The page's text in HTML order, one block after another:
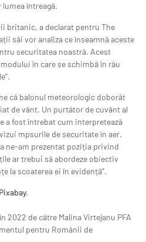
lumea întreagă.
britanic, a declarat pentru The
săi vor analiza ce înseamnă aceste
securitatea noastră. Acest
în care se schimbă în rău
că balonul meteorologic doborât
de vânt. Un purtător de cuvânt al
a fost întrebat cum interpretează
mpsurile de securitate în aer.
ne-am prezentat poziţia privind
ar trebui să abordeze obiectiv
la scoaterea ei în evidenţă”.
Pixabay.
2022 de către Malina Virtejanu PFA
pentru Românii de